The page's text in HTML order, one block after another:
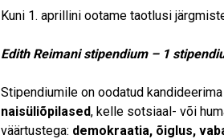
Kuni 1. aprillini ootame taotlusi
Edith Reimani stipendium – 1
Stipendiumile on oodatud
naisüliõpilased, kelle sotsiaal- või
väärtustega: demokraatia, õiglus,